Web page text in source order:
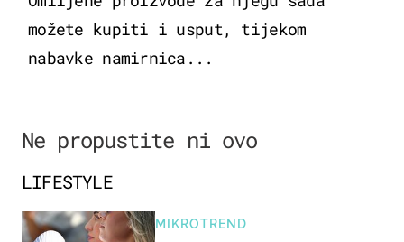
možete kupiti i usput, tijekom
nabavke namirnica...
Ne propustite ni ovo
LIFESTYLE
MIKROTREND